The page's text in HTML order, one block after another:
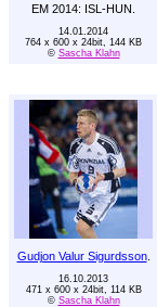
EM 2014: ISL-HUN.
14.01.2014
764 x 600 x 24bit, 144 KB
© Sascha Klahn
Gudjon Valur Sigurdsson.
16.10.2013
471 x 600 x 24bit, 114 KB
© Sascha Klahn